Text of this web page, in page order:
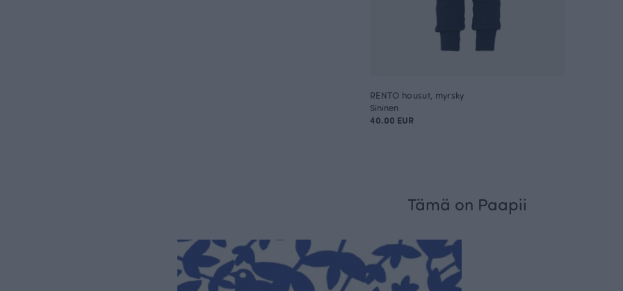
RENTO housut, myrsky
Sininen
40.00 EUR
Tämä on Paapii